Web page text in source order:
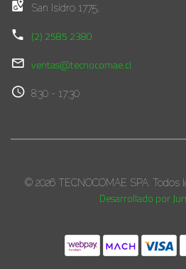
San Isidro 1775,
(2) 2585 2380
ventas@tecnocomae.cl
8:30 - 17:30
© 2026 TECNOCOMAE SPA. Todos
Desarrollado por